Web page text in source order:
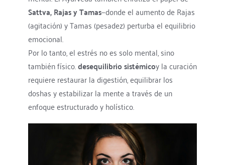
Sattva, Rajas y Tamas—donde el aumento de Rajas
(agitación) y Tamas (pesadez) perturba el equilibrio
emocional.
Por lo tanto, el estrés no es solo mental, sino
también físico. desequilibrio sistémicoy la curación
requiere restaurar la digestión, equilibrar los
doshas y estabilizar la mente a través de un
enfoque estructurado y holístico.